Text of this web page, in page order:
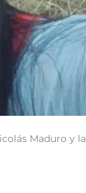
Maduro y la